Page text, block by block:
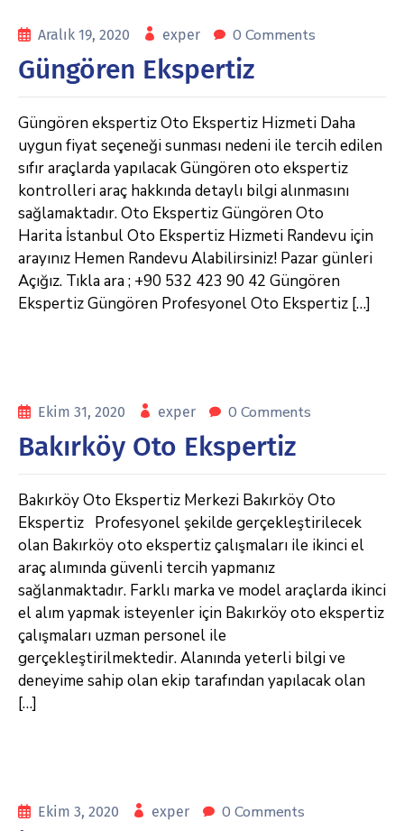
Aralık 19, 2020 exper 0 Comments
Güngören Ekspertiz
Güngören ekspertiz Oto Ekspertiz Hizmeti Daha
uygun fiyat seçeneği sunması nedeni ile tercih edilen
sıfır araçlarda yapılacak Güngören oto ekspertiz
kontrolleri araç hakkında detaylı bilgi alınmasını
sağlamaktadır. Oto Ekspertiz Güngören Oto
Harita İstanbul Oto Ekspertiz Hizmeti Randevu için
arayınız Hemen Randevu Alabilirsiniz! Pazar günleri
Açığız. Tıkla ara ; +90 532 423 90 42 Güngören
Ekspertiz Güngören Profesyonel Oto Ekspertiz […]
Ekim 31, 2020 exper 0 Comments
Bakırköy Oto Ekspertiz
Bakırköy Oto Ekspertiz Merkezi Bakırköy Oto
Ekspertiz Profesyonel şekilde gerçekleştirilecek
olan Bakırköy oto ekspertiz çalışmaları ile ikinci el
araç alımında güvenli tercih yapmanız
sağlanmaktadır. Farklı marka ve model araçlarda ikinci
el alım yapmak isteyenler için Bakırköy oto ekspertiz
çalışmaları uzman personel ile
gerçekleştirilmektedir. Alanında yeterli bilgi ve
deneyime sahip olan ekip tarafından yapılacak olan
[…]
Ekim 3, 2020 exper 0 Comments